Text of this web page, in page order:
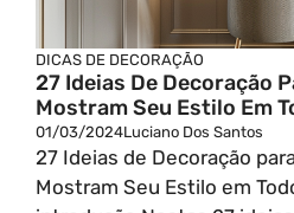
DICAS DE DECORAÇÃO
27 Ideias De Decoração
Mostram Seu Estilo Em
01/03/2024Luciano Dos Santos
27 Ideias de Decoração
Mostram Seu Estilo em